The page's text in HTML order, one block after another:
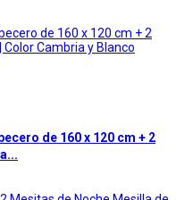
de 160 x 120 cm + 2